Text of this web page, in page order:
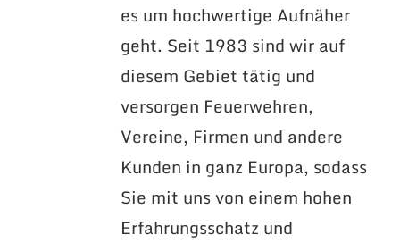
es um hochwertige Aufnäher
geht. Seit 1983 sind wir auf
diesem Gebiet tätig und
versorgen Feuerwehren,
Vereine, Firmen und andere
Kunden in ganz Europa, sodass
Sie mit uns von einem hohen
Erfahrungsschatz und